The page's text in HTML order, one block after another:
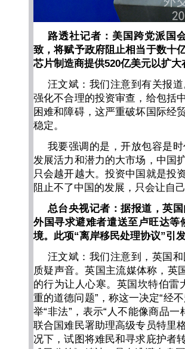
路透社记者：美国跨党派国
致，将赋予政府阻止相当于数十
芯片制造商提供520亿美元以扩
汪文斌：我们注意到有关报
强化不合理的投资审查，给包括
困难和障碍，这严重破坏国际经
稳定。
我要强调的是，开放包容是
发展活力和潜力的大市场，中国
只会越开越大。投资中国就是投
阻止不了中国的发展，只会让自
总台央视记者：据报道，英
外国寻求避难者遣送至卢旺达等
境。此项“离岸移民处理协议”引
汪文斌：我们注意到，英国
质疑声音。英国主流媒体称，英
的行为让人心寒。英国坎特伯雷
重的道德问题”，称这一决定“经
举“非法”，表示“人不能像商品
联合国难民署助理高级专员特里
况下，试图将难民和寻求庇护者